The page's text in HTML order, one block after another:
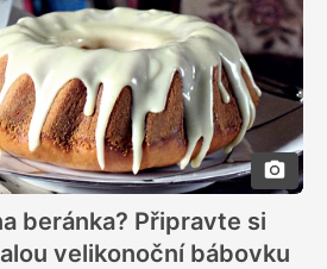
beránka? Připravte si
velikonoční bábovku